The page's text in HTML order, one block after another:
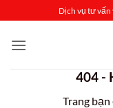
qua
nội
Dịch vụ tư vấn
404 -
Trang